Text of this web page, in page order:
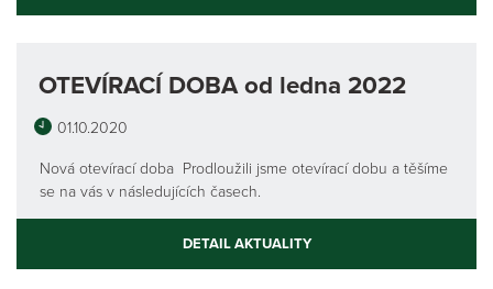
OTEVÍRACÍ DOBA od ledna 2022
01.10.2020
Nová otevírací doba Prodloužili jsme otevírací dobu a těšíme
se na vás v následujících časech.
DETAIL AKTUALITY